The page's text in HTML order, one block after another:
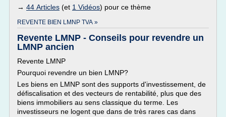
→ 44 Articles (et 1 Vidéos) pour ce thème
REVENTE BIEN LMNP TVA »
Revente LMNP - Conseils pour revendre un
LMNP ancien
Revente LMNP
Pourquoi revendre un bien LMNP?
Les biens en LMNP sont des supports d'investissement, de
défiscalisation et des vecteurs de rentabilité, plus que des
biens immobiliers au sens classique du terme. Les
investisseurs ne logent que dans de très rares cas dans